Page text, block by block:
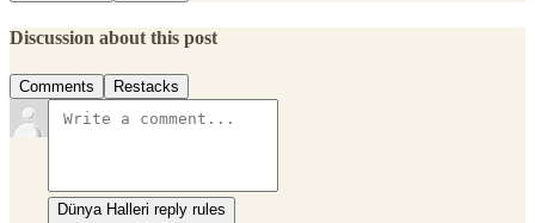
Discussion about this post
Comments Restacks
Dünya Halleri reply rules